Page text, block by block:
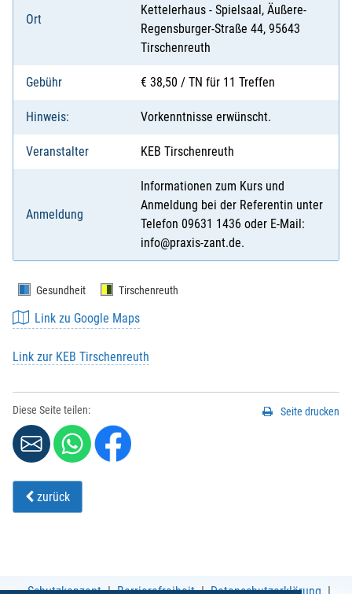
Ort
Kettelerhaus - Spielsaal, Äußere-
Regensburger-Straße 44, 95643
Tirschenreuth
Gebühr € 38,50 / TN für 11 Treffen
Hinweis: Vorkenntnisse erwünscht.
Veranstalter KEB Tirschenreuth
Anmeldung
Informationen zum Kurs und
Anmeldung bei der Referentin unter
Telefon 09631 1436 oder E-Mail:
info@praxis-zant.de.
Gesundheit Tirschenreuth
Link zu Google Maps
Link zur KEB Tirschenreuth
Diese Seite teilen: Seite drucken
zurück